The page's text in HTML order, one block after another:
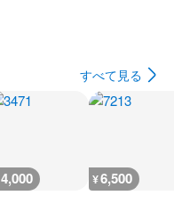
すべて見る
4,000 ¥6,500